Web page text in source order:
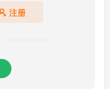
注册